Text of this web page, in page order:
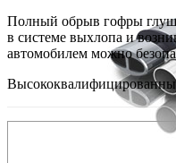
Полный обрыв гофры
в системе выхлопа и
автомобилем можно